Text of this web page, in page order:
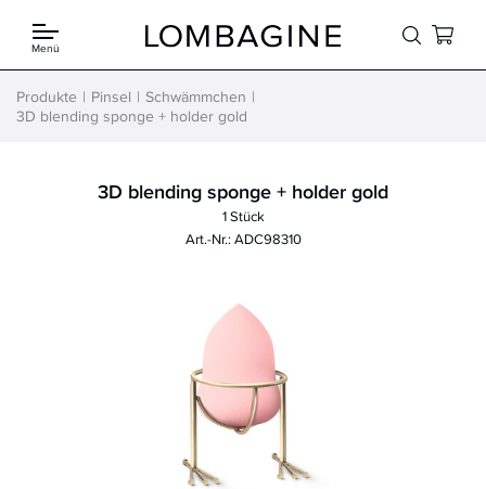
Menü
Produkte Pinsel
Schwämmchen
3D blending sponge + holder gold
3D blending sponge + holder gold
1 Stück
Art.-Nr.: ADC98310